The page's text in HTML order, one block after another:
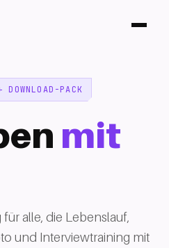
PACK
mit
alle, die Lebenslauf,
und Interviewtraining mit